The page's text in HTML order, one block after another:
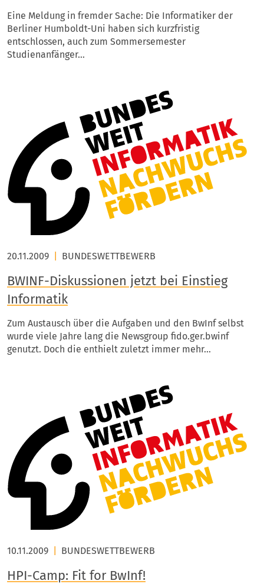
Eine Meldung in fremder Sache: Die Informatiker der
Berliner Humboldt-Uni haben sich kurzfristig
entschlossen, auch zum Sommersemester
Studienanfänger…
20.11.2009 BUNDESWETTBEWERB
BWINF-Diskussionen jetzt bei Einstieg
Informatik
Zum Austausch über die Aufgaben und den BwInf selbst
wurde viele Jahre lang die Newsgroup fido.ger.bwinf
genutzt. Doch die enthielt zuletzt immer mehr…
10.11.2009 BUNDESWETTBEWERB
HPI-Camp: Fit for BwInf!